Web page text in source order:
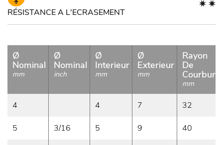
RÉSISTANCE A L'ECRASEMENT
Ø
Nominal
mm
Ø
Nominal
inch
Ø
Interieur
mm
Ø
Exterieur
mm
Rayon
De
Courbure
mm
4 4 7 32
5 3/16 5 9 40